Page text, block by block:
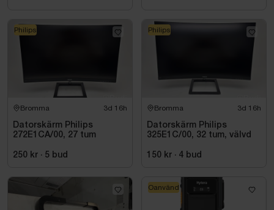
Bromma 3d 16h
Datorskärm Philips
272E1CA/00, 27 tum
250 kr · 5 bud
Philips
Bromma 3d 16h
Datorskärm Philips
325E1C/00, 32 tum, välvd
150 kr · 4 bud
Philips
Oanvänd